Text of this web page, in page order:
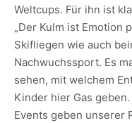
Weltcups. Für ihn ist
„Der Kulm ist Emotion
Skifliegen wie auch
Nachwuchssport. Es
sehen, mit welchem
Kinder hier Gas
Events geben unserer